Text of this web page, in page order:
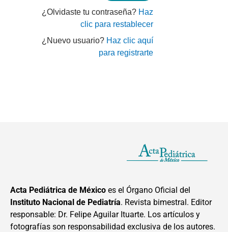
¿Olvidaste tu contraseña? Haz
clic para restablecer
¿Nuevo usuario? Haz clic aquí
para registrarte
Acta Pediátrica de México es el Órgano Oficial del
Instituto Nacional de Pediatría. Revista bimestral. Editor
responsable: Dr. Felipe Aguilar Ituarte. Los artículos y
fotografías son responsabilidad exclusiva de los autores.